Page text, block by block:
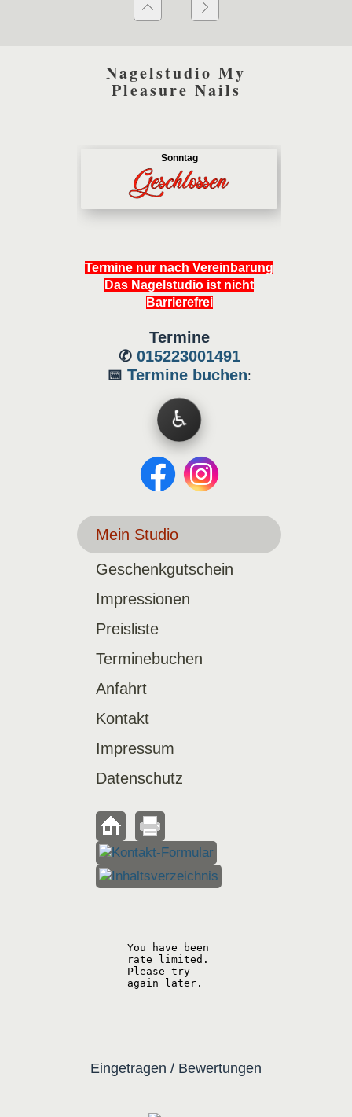
Nagelstudio My
Pleasure Nails
Termine nur nach Vereinbarung
Das Nagelstudio ist nicht
Barrierefrei
Termine
✆ 015223001491
📅 Termine buchen:
♿
Mein Studio
Geschenkgutschein
Impressionen
Preisliste
Terminebuchen
Anfahrt
Kontakt
Impressum
Datenschutz
Eingetragen / Bewertungen